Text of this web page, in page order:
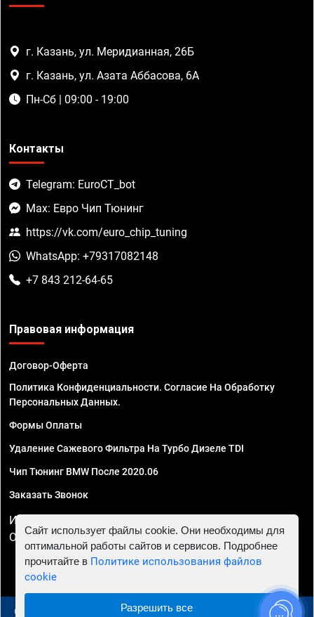
г. Казань, ул. Меридианная, 26Б
г. Казань, ул. Азата Аббасова, 6А
Пн-Сб | 09:00 - 19:00
Контакты
Telegram: EuroCT_bot
Max: Евро Чип Тюнинг
https://vk.com/euro_chip_tuning
WhatsApp: +79317082148
+7 843 212-64-65
Правовая информация
Договор-Оферта
Политика Конфиденциальности. Согласие На Обработку
Персональных Данных.
Формы Оплаты
Удаление Сажевого Фильтра На Турбо Дизеле TDI
Чип Тюнинг BMW После 2020.06
Заказать Звонок
ИП Смирнов Георгий Павлович. ИНН 781302555843,
ОГРНИП 324470400032610
© 2010 - 2026 Чип тюнинг в Казани - Автосервис "Евро
Сайт использует файлы cookie. Они необходимы для
оптимальной работы сайтов и сервисов. Подробнее
прочитайте в Политике использования файлов
cookie
Разрешить все